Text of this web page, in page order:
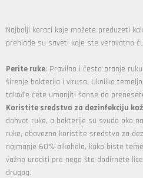
Najbolji koraci koje možete preduzeti
prehlade su saveti koje ste verovatno
Perite ruke: Pravilno i često pranje
širenje bakterija i virusa. Ukoliko
takođe ćete umanjiti šanse da
Koristite sredstvo za dezinfekciju
dohvat ruke, a bakterije su svuda oko
ruke, obavezno koristite sredstvo za
najmanje 60% alkohola, kako biste
važno uraditi pre nego što dodirnete
drugog.